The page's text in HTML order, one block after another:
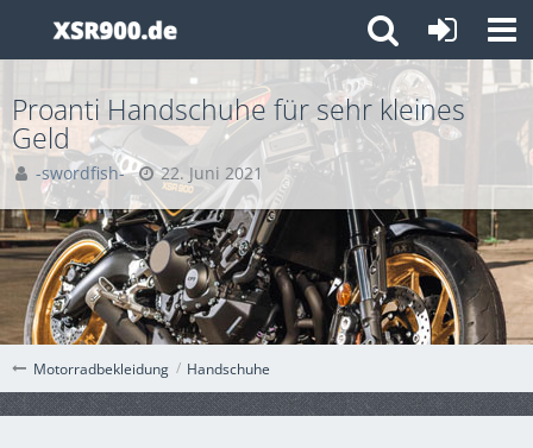
Motorradbekleidung Handschuhe
Proanti Handschuhe für sehr kleines
Geld
-swordfish- 22. Juni 2021